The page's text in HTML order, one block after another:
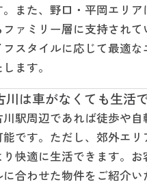
。また、野口・平岡エリ
ファミリー層に支持され
フスタイルに応じて最適
ます。
川は車がなくても生活
川駅周辺であれば徒歩や自
能です。ただし、郊外エリ
り快適に生活できます。お
に合わせた物件をご紹介い